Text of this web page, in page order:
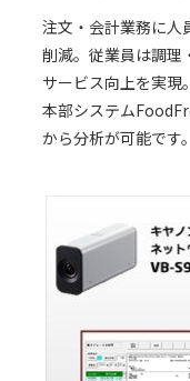
注文・会計業務に人
削減。従業員は調理
サービス向上を実現。
本部システム
から分析が可能です。